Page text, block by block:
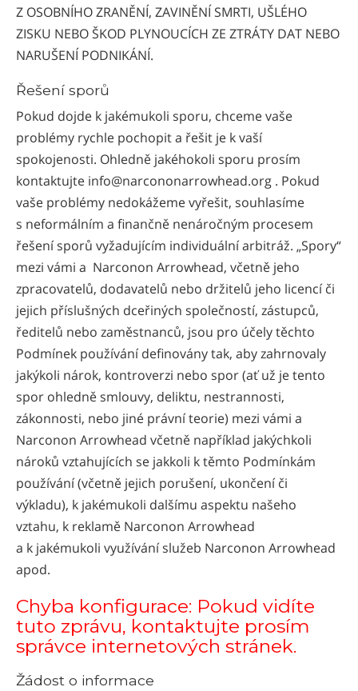
Z OSOBNÍHO ZRANĚNÍ, ZAVINĚNÍ SMRTI, UŠLÉHO
ZISKU NEBO ŠKOD PLYNOUCÍCH ZE ZTRÁTY DAT NEBO
NARUŠENÍ PODNIKÁNÍ.
Řešení sporů
Pokud dojde k jakémukoli sporu, chceme vaše
problémy rychle pochopit a řešit je k vaší
spokojenosti. Ohledně jakéhokoli sporu prosím
kontaktujte info@narcononarrowhead.org . Pokud
vaše problémy nedokážeme vyřešit, souhlasíme
s neformálním a finančně nenáročným procesem
řešení sporů vyžadujícím individuální arbitráž. „Spory“
mezi vámi a Narconon Arrowhead, včetně jeho
zpracovatelů, dodavatelů nebo držitelů jeho licencí či
jejich příslušných dceřiných společností, zástupců,
ředitelů nebo zaměstnanců, jsou pro účely těchto
Podmínek používání definovány tak, aby zahrnovaly
jakýkoli nárok, kontroverzi nebo spor (ať už je tento
spor ohledně smlouvy, deliktu, nestrannosti,
zákonnosti, nebo jiné právní teorie) mezi vámi a
Narconon Arrowhead včetně například jakýchkoli
nároků vztahujících se jakkoli k těmto Podmínkám
používání (včetně jejich porušení, ukončení či
výkladu), k jakémukoli dalšímu aspektu našeho
vztahu, k reklamě Narconon Arrowhead
a k jakémukoli využívání služeb Narconon Arrowhead
apod.
Chyba konfigurace: Pokud vidíte
tuto zprávu, kontaktujte prosím
správce internetových stránek.
Žádost o informace